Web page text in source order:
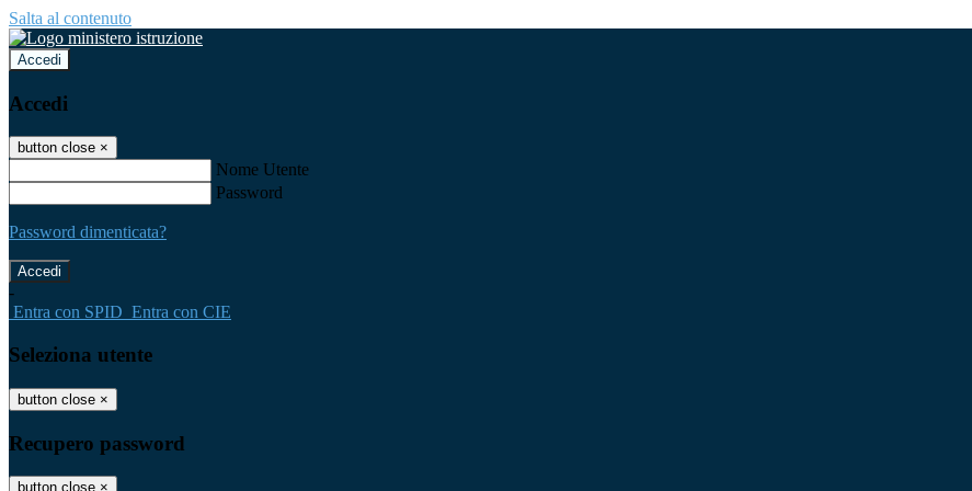
Salta al contenuto
Accedi
Accedi
button close ×
Nome Utente
Password
Password dimenticata?
-
Entra con SPID Entra con CIE
Seleziona utente
button close ×
Recupero password
button close ×